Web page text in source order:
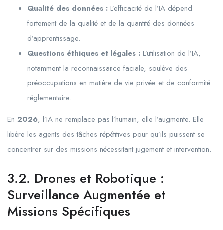
Qualité des données : L’efficacité de l’IA dépend
fortement de la qualité et de la quantité des données
d’apprentissage.
Questions éthiques et légales : L’utilisation de l’IA,
notamment la reconnaissance faciale, soulève des
préoccupations en matière de vie privée et de conformité
réglementaire.
En 2026, l’IA ne remplace pas l’humain, elle l’augmente. Elle
libère les agents des tâches répétitives pour qu’ils puissent se
concentrer sur des missions nécessitant jugement et intervention.
3.2. Drones et Robotique :
Surveillance Augmentée et
Missions Spécifiques